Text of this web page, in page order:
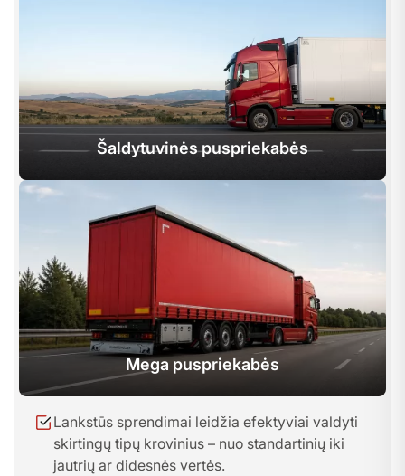
Šaldytuvinės puspriekabės
Mega puspriekabės
Lankstūs sprendimai leidžia efektyviai valdyti
skirtingų tipų krovinius – nuo standartinių iki
jautrių ar didesnės vertės.